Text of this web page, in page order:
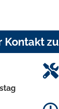
Kontakt